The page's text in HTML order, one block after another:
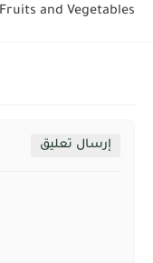
Fruits and Vegetables...
إرسال تعليق